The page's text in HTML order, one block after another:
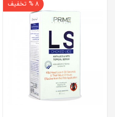
8 % تخفیف